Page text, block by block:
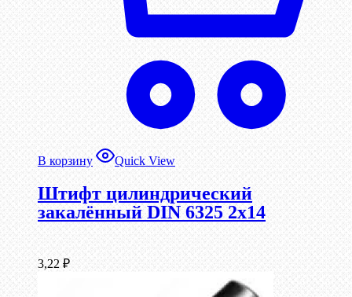
В корзину Quick View
Штифт цилиндрический
закалённый DIN 6325 2х14
3,22 ₽